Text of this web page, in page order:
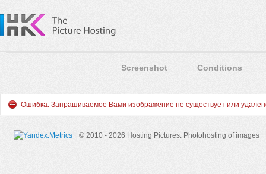
Screenshot Conditions
Ошибка: Запрашиваемое Вами изображение не существует или
© 2010 - 2026 Hosting Pictures. Photohosting of images